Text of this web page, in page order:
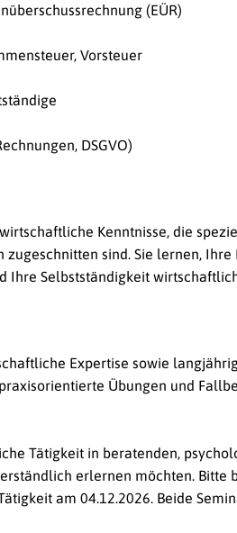
(EÜR)
Vorsteuer
DSGVO)
Kenntnisse, die
sind. Sie lernen,
Ihre Selbstständigkeit
Expertise sowie
Übungen und
Tätigkeit in beratenden,
erlernen möchten. Bitte
am 04.12.2026. Beide